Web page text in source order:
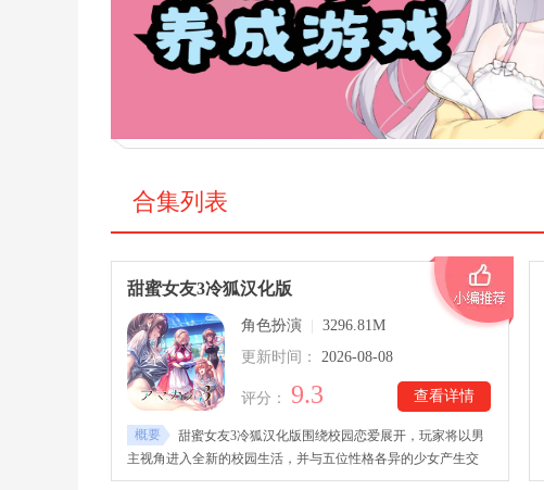
合集列表
甜蜜女友3冷狐汉化版
角色扮演
3296.81M
更新时间：
2026-08-08
查看详情
评分： 9.3
概要
甜蜜女友3冷狐汉化版围绕校园恋爱展开，玩家将以男
主视角进入全新的校园生活，并与五位性格各异的少女产生交
集。随着日常相处不断深入，各种校园事件也会接连发生。甜蜜